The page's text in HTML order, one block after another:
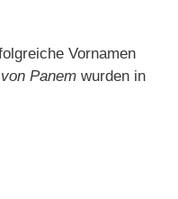
Vornamen
Panem wurden in